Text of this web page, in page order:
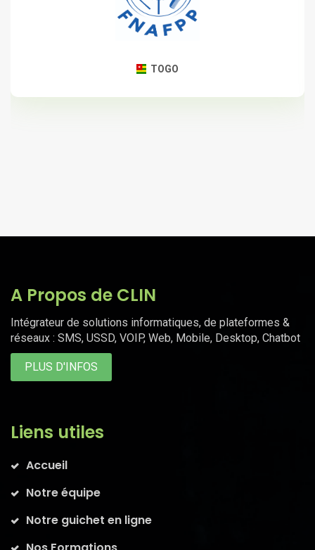
TOGO
A Propos de CLIN
Intégrateur de solutions informatiques, de plateformes &
réseaux : SMS, USSD, VOIP, Web, Mobile, Desktop, Chatbot
PLUS D'INFOS
Liens utiles
Accueil
Notre équipe
Notre guichet en ligne